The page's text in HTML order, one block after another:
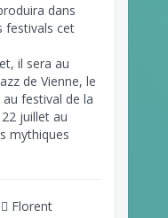
dans
festivals cet
il sera au
de Vienne, le
festival de la
juillet au
mythiques
Florent